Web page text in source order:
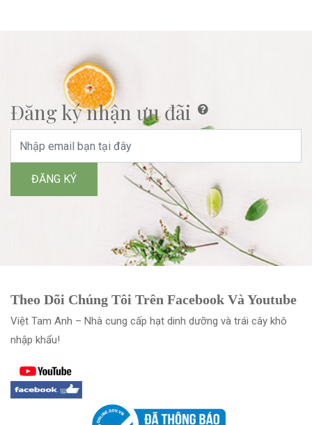
Đăng ký nhận ưu đãi
Theo Dõi Chúng Tôi Trên Facebook Và Youtube
Việt Tam Anh – Nhà cung cấp hạt dinh dưỡng và trái cây khô
nhập khẩu!